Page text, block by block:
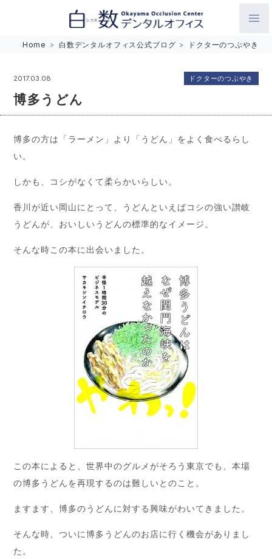
Home > 白数デンタルオフィス公式ブログ > ドクターのつぶやき
2017.03.08
博多うどん
ドクターのつぶやき
博多の方は「ラーメン」より「うどん」をよく食べるらし
い。
しかも、コシがなくて柔らかいらしい。
香川が近い岡山にとって、うどんといえばコシの強い讃岐
うどんが、おいしいうどんの標準的なイメージ。
そんな時この本に出会いました。
この本によると、世界中のグルメがそろう東京でも、本場
の博多うどんを再現するのは難しいとのこと。
ますます、博多のうどんに対する興味がわいてきました。
そんな時、ついに博多うどんのお店に行く機会がありまし
た。